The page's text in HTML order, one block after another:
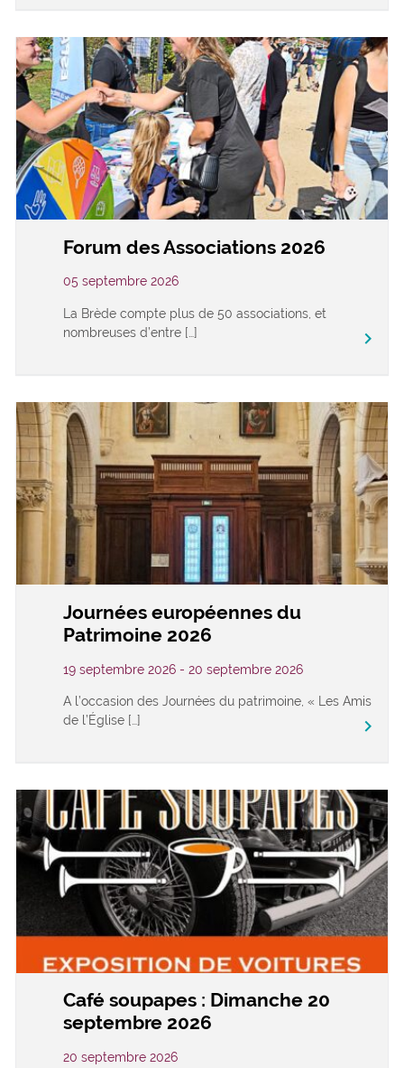
Forum des Associations 2026
05 septembre 2026
La Brède compte plus de 50 associations, et
nombreuses d’entre […]
keyboard_arrow_right
Journées européennes du
Patrimoine 2026
19 septembre 2026 - 20 septembre 2026
A l’occasion des Journées du patrimoine, « Les Amis
de l’Église […]
keyboard_arrow_right
Café soupapes : Dimanche 20
septembre 2026
20 septembre 2026